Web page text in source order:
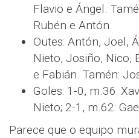
Flavio e Ángel.
Rubén e Antón.
Outes: Antón, Joel,
Nieto, Josiño, Nico,
e Fabián. Tamén:
Goles: 1-0, m.36:
Nieto; 2-1, m.62:
Parece que o equipo